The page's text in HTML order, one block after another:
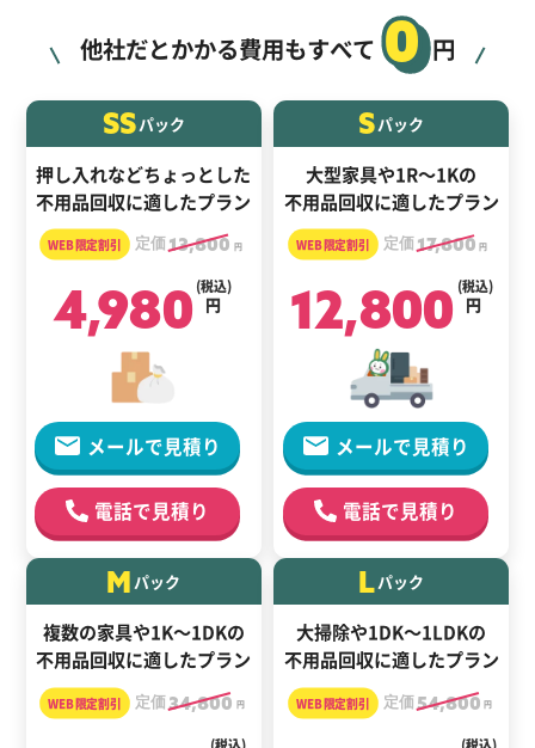
他社だとかかる費用もすべて
0
円
SSパック
押し入れなどちょっとした
不用品回収に適したプラン
定価13,800 円
4,980 円
(税込)
メールで見積り
電話で見積り
Sパック
大型家具や1R～1Kの
不用品回収に適したプラン
定価17,800 円
12,800 円
(税込)
メールで見積り
電話で見積り
M パック
複数の家具や1K～1DKの
不用品回収に適したプラン
定価34,800 円
Lパック
大掃除や1DK～1LDKの
不用品回収に適したプラン
定価54,800 円